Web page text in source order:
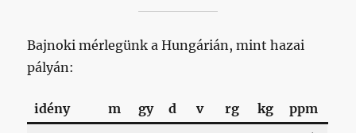
Bajnoki mérlegünk a Hungárián, mint hazai
pályán:
idény m gy d v rg kg
ppm